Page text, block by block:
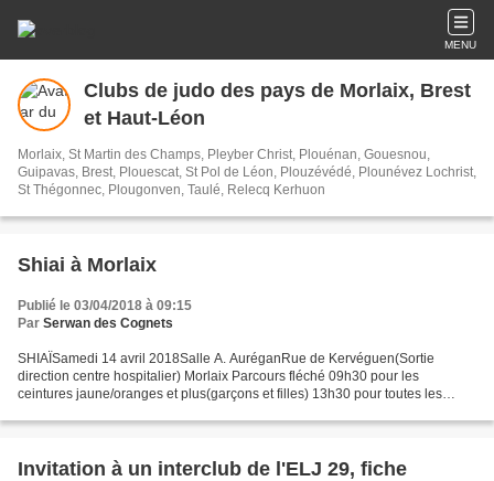
MENU
Clubs de judo des pays de Morlaix, Brest
et Haut-Léon
Morlaix, St Martin des Champs, Pleyber Christ, Plouénan, Gouesnou,
Guipavas, Brest, Plouescat, St Pol de Léon, Plouzévédé, Plounévez Lochrist,
St Thégonnec, Plougonven, Taulé, Relecq Kerhuon
Shiai à Morlaix
Publié le 03/04/2018 à 09:15
Par Serwan des Cognets
SHIAÏSamedi 14 avril 2018Salle A. AuréganRue de Kervéguen(Sortie
direction centre hospitalier) Morlaix Parcours fléché 09h30 pour les
ceintures jaune/oranges et plus(garçons et filles) 13h30 pour toutes les
Invitation à un interclub de l'ELJ 29, fiche